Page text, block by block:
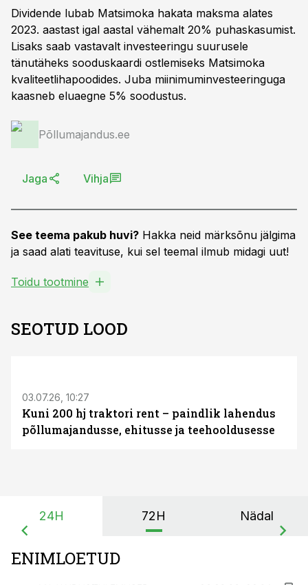
Dividende lubab Matsimoka hakata maksma alates
2023. aastast igal aastal vähemalt 20% puhaskasumist.
Lisaks saab vastavalt investeeringu suurusele
tänutäheks sooduskaardi ostlemiseks Matsimoka
kvaliteetlihapoodides. Juba miinimuminvesteeringuga
kaasneb eluaegne 5% soodustus.
Põllumajandus.ee
Jaga Vihja
See teema pakub huvi? Hakka neid märksõnu jälgima
ja saad alati teavituse, kui sel teemal ilmub midagi uut!
Toidu tootmine
SEOTUD LOOD
03.07.26, 10:27
Kuni 200 hj traktori rent – paindlik lahendus
põllumajandusse, ehitusse ja teehooldusesse
24H 72H Nädal
ENIMLOETUD